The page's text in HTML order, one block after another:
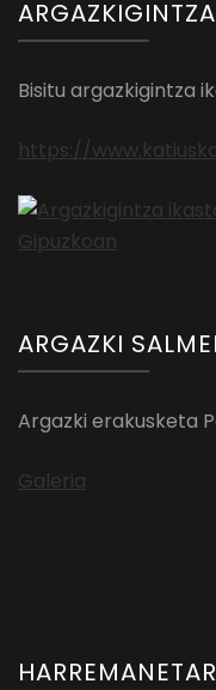
Bisitu argazkigintza
https://
ARGAZKI
Argazki erakusketa
Galeria